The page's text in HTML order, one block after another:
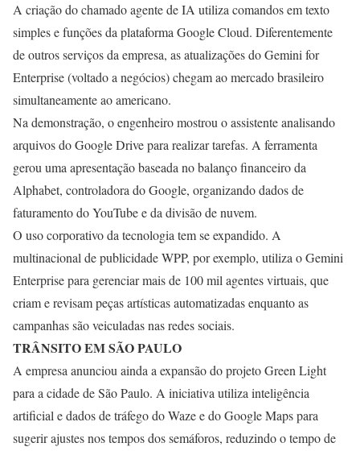
A criação do chamado agente de IA utiliza comandos em texto
simples e funções da plataforma Google Cloud. Diferentemente
de outros serviços da empresa, as atualizações do Gemini for
Enterprise (voltado a negócios) chegam ao mercado brasileiro
simultaneamente ao americano.
Na demonstração, o engenheiro mostrou o assistente analisando
arquivos do Google Drive para realizar tarefas. A ferramenta
gerou uma apresentação baseada no balanço financeiro da
Alphabet, controladora do Google, organizando dados de
faturamento do YouTube e da divisão de nuvem.
O uso corporativo da tecnologia tem se expandido. A
multinacional de publicidade WPP, por exemplo, utiliza o Gemini
Enterprise para gerenciar mais de 100 mil agentes virtuais, que
criam e revisam peças artísticas automatizadas enquanto as
campanhas são veiculadas nas redes sociais.
TRÂNSITO EM SÃO PAULO
A empresa anunciou ainda a expansão do projeto Green Light
para a cidade de São Paulo. A iniciativa utiliza inteligência
artificial e dados de tráfego do Waze e do Google Maps para
sugerir ajustes nos tempos dos semáforos, reduzindo o tempo de